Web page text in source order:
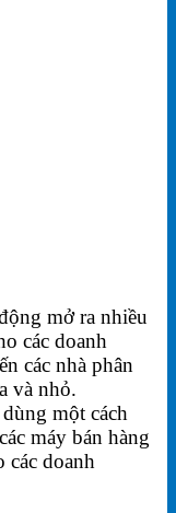
mở ra nhiều
các doanh
các nhà phân
và nhỏ.
một cách
máy bán hàng
doanh